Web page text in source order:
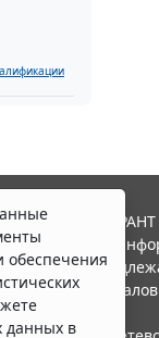
обеспечения
данных в
Система ГАРАНТ
правовой